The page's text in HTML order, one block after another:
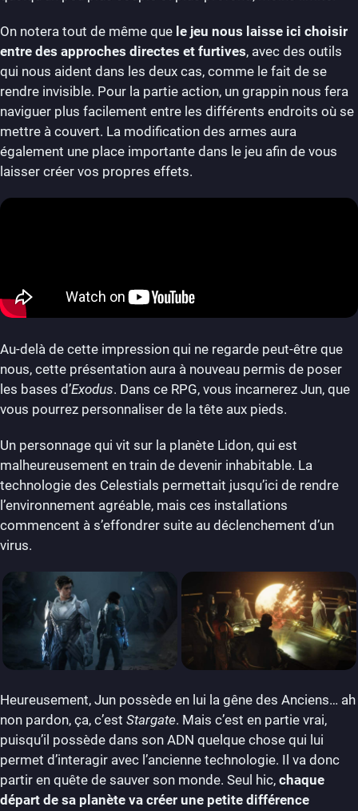
On notera tout de même que le jeu nous laisse ici choisir
entre des approches directes et furtives, avec des outils
qui nous aident dans les deux cas, comme le fait de se
rendre invisible. Pour la partie action, un grappin nous fera
naviguer plus facilement entre les différents endroits où se
mettre à couvert. La modification des armes aura
également une place importante dans le jeu afin de vous
laisser créer vos propres effets.
Au-delà de cette impression qui ne regarde peut-être que
nous, cette présentation aura à nouveau permis de poser
les bases d’Exodus. Dans ce RPG, vous incarnerez Jun, que
vous pourrez personnaliser de la tête aux pieds.
Un personnage qui vit sur la planète Lidon, qui est
malheureusement en train de devenir inhabitable. La
technologie des Celestials permettait jusqu’ici de rendre
l’environnement agréable, mais ces installations
commencent à s’effondrer suite au déclenchement d’un
virus.
Heureusement, Jun possède en lui la gêne des Anciens… ah
non pardon, ça, c’est Stargate. Mais c’est en partie vrai,
puisqu’il possède dans son ADN quelque chose qui lui
permet d’interagir avec l’ancienne technologie. Il va donc
partir en quête de sauver son monde. Seul hic, chaque
départ de sa planète va créer une petite différence